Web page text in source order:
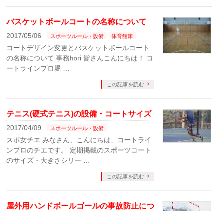
バスケットボールコートの名称について
2017/05/06 スポーツルール・設備 体育館床
コートデザイン変更とバスケットボールコート
の名称について 事務hori 皆さんこんにちは！ コ
ートラインプロ堀 …
この記事を読む
テニス(硬式テニス)の設備・コートサイズ
2017/04/09 スポーツルール・設備
スポ女チエ みなさん、こんにちは、コートライ
ンプロのチエです。 定期掲載のスポーツコート
のサイズ・大きさシリー …
この記事を読む
屋外用ハンドボールゴールの事故防止につ